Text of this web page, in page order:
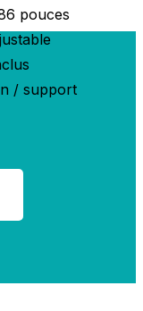
pouces
/ support